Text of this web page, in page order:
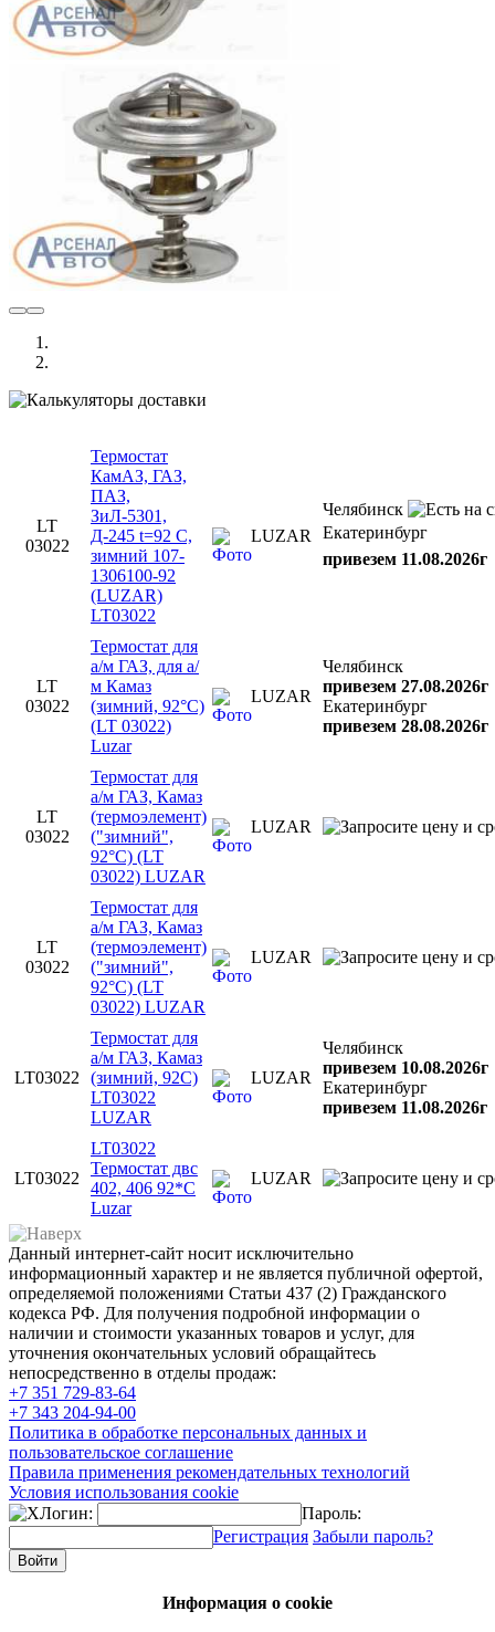
LT
03022
Термостат
КамАЗ, ГАЗ,
ПАЗ,
ЗиЛ-5301,
Д-245 t=92 С,
зимний 107-
1306100-92
(LUZAR)
LT03022
LUZAR
Челябинск
Екатеринбург
привезем 11.08.2026г
LT
03022
Термостат для
а/м ГАЗ, для а/
м Камаз
(зимний, 92°С)
(LT 03022)
Luzar
LUZAR
Челябинск
привезем 27.08.2026г
Екатеринбург
привезем 28.08.2026г
LT
03022
Термостат для
а/м ГАЗ, Камаз
(термоэлемент)
("зимний",
92°С) (LT
03022) LUZAR
LUZAR
LT
03022
Термостат для
а/м ГАЗ, Камаз
(термоэлемент)
("зимний",
92°С) (LT
03022) LUZAR
LUZAR
LT03022
Термостат для
а/м ГАЗ, Камаз
(зимний, 92C)
LT03022
LUZAR
LUZAR
Челябинск
привезем 10.08.2026г
Екатеринбург
привезем 11.08.2026г
LT03022
LT03022
Термостат двс
402, 406 92*С
Luzar
LUZAR
Данный интернет-сайт носит исключительно
информационный характер и не является публичной офертой,
определяемой положениями Статьи 437 (2) Гражданского
кодекса РФ. Для получения подробной информации о
наличии и стоимости указанных товаров и услуг, для
уточнения окончательных условий обращайтесь
непосредственно в отделы продаж:
+7 351 729-83-64
+7 343 204-94-00
Политика в обработке персональных данных и
пользовательское соглашение
Правила применения рекомендательных технологий
Условия использования cookie
Логин:
Пароль:
Регистрация Забыли пароль?
Информация о cookie